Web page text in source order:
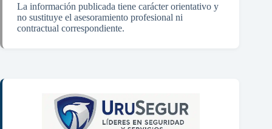
La información publicada tiene carácter orientativo y
no sustituye el asesoramiento profesional ni
contractual correspondiente.